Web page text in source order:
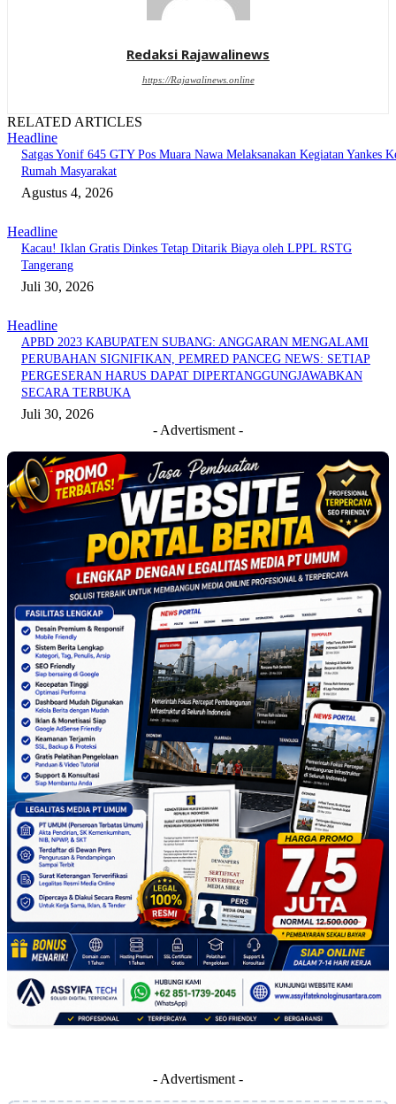
Redaksi Rajawalinews
https://Rajawalinews.online
RELATED ARTICLES
Headline
Satgas Yonif 645 GTY Pos Muara Nawa Melaksanakan Kegiatan Yankes
Rumah Masyarakat
Agustus 4, 2026
Headline
Kacau! Iklan Gratis Dinkes Tetap Ditarik Biaya oleh LPPL RSTG
Tangerang
Juli 30, 2026
Headline
APBD 2023 KABUPATEN SUBANG: ANGGARAN MENGALAMI
PERUBAHAN SIGNIFIKAN, PEMRED PANCEG NEWS: SETIAP
PERGESERAN HARUS DAPAT DIPERTANGGUNGJAWABKAN
SECARA TERBUKA
Juli 30, 2026
- Advertisment -
- Advertisment -